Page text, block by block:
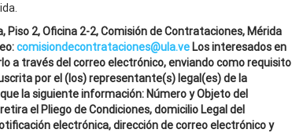
Piso 2, Oficina 2-2, Comisión de Contrataciones, Mérida
comisiondecontrataciones@ula.ve Los interesados en
a través del correo electrónico, enviando como requisito
por el (los) representante(s) legal(es) de la
la siguiente información: Número y Objeto del
el Pliego de Condiciones, domicilio Legal del
electrónica, dirección de correo electrónico y